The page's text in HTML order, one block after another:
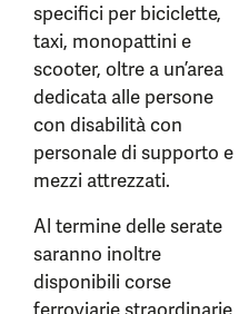
specifici per biciclette,
taxi, monopattini e
scooter, oltre a un’area
dedicata alle persone
con disabilità con
personale di supporto e
mezzi attrezzati.
Al termine delle serate
saranno inoltre
disponibili corse